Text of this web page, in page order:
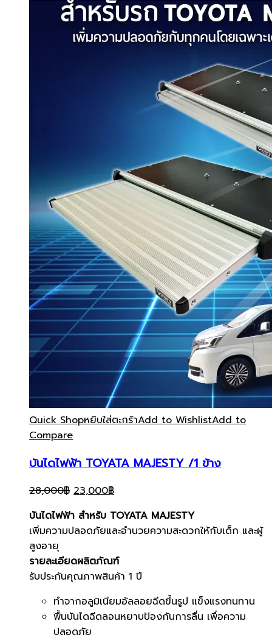
Quick Shopหยิบใส่ตะกร้าAdd to WishlistAdd to
Compare
บันไดไฟฟ้า TOYATA MAJESTY /1 ข้าง
28,000฿ Original
was:
28,000฿.
23,000฿Current
is:
23,000฿.
บันไดไฟฟ้า สำหรับ TOYATA MAJESTY
เพิ่มความปลอดภัยและอำนวยความสะดวกให้กับเด็ก และผู้
สูงอายุ
รายละเอียดผลิตภัณฑ์
รับประกันคุณภาพสินค้า 1 ปี
ทำจากอลูมิเนียมอัลลอยฉีดขึ้นรูป แข็งแรงทนทาน
พื้นบันไดฉีดลอนหยาบป้องกันการลื่น เพื่อความ